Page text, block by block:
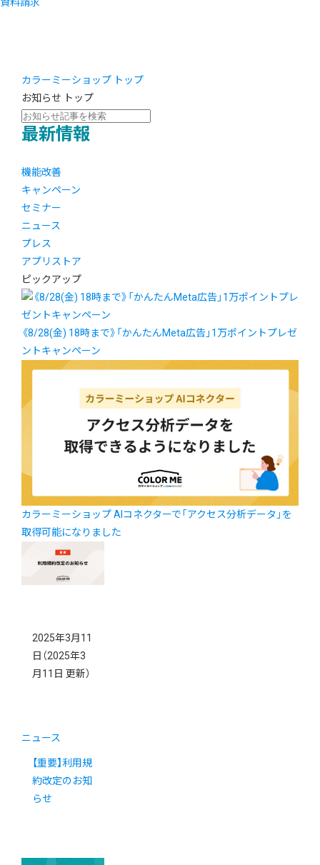
カラーミーショップ トップ
お知らせ トップ
最新情報
機能改善
キャンペーン
セミナー
ニュース
プレス
アプリストア
ピックアップ
《8/28(金) 18時まで》「かんたんMeta広告」1万ポイントプレゼ
ントキャンペーン
カラーミーショップ AIコネクターで「アクセス分析データ」を
取得可能になりました
2025年3月11
日 （2025年3
月11日 更新）
ニュース
【重要】利用規
約改定のお知
らせ